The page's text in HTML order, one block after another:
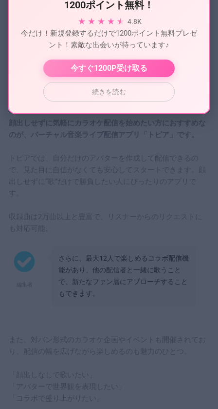
1200ポイント無料！
★ ★ ★ ★ 4.8K
今だけ！新規登録するだけで1200ポイント無料プレゼ
ント！素敵な出会いが待っています♪
今すぐ1200P受け取る
続きを読む
顔出しせずに気軽にカラオケ配信を始めたい方におすすめな
のが、バーチャル音楽ライブ配信アプリ「トピア」です。
トピアでは、自分だけのアバターを作成して配信できるの
で、見た目に自信がなくても安心してスタートできます。顔
出しせずに“歌”だけで勝負したい人にぴったりのアプリで
す。
収録曲は2万曲以上と豊富で、リスナーからのリクエストに
も対応可能。
さらに、最大12人で楽しめるコラボ配信機
能があり、他の配信者と一緒に歌うこと
で、新たなファン層にアプローチすること
もできます。
また、対バン形式のカラオケ企画やイベントも開催されてお
り、配信の幅を広げながら楽しめるのも魅力のひとつ。
「顔出しなしで歌いたい」
「アバターで世界観を表現したい」
「コラボで盛り上がりたい」